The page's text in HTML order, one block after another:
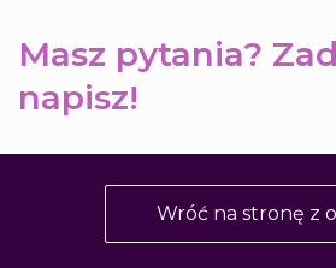
Masz pytania?
napisz!
Wróć na stronę z